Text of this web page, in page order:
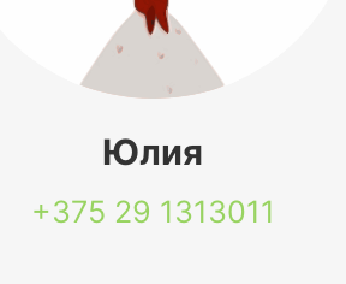
Юлия
+375 29 1313011